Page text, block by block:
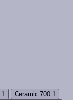
1 Ceramic 700 1